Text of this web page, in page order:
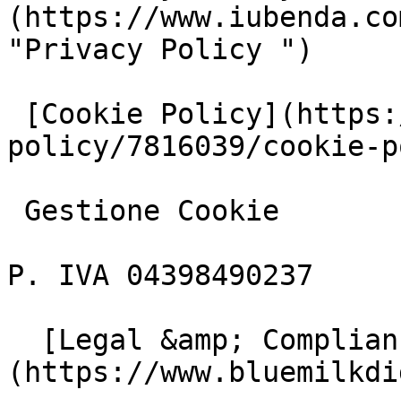
(https://
"Privacy Policy ")
policy/7816039/
P. IVA 04398490237
(https://